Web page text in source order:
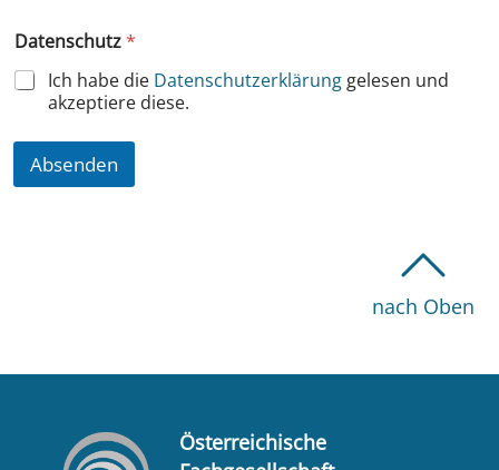
n
g
D
a
e
s
Datenschutz*
Ich habe die Datenschutzerklärung gelesen und
akzeptiere diese.
Absenden
nach Oben
Österreichische